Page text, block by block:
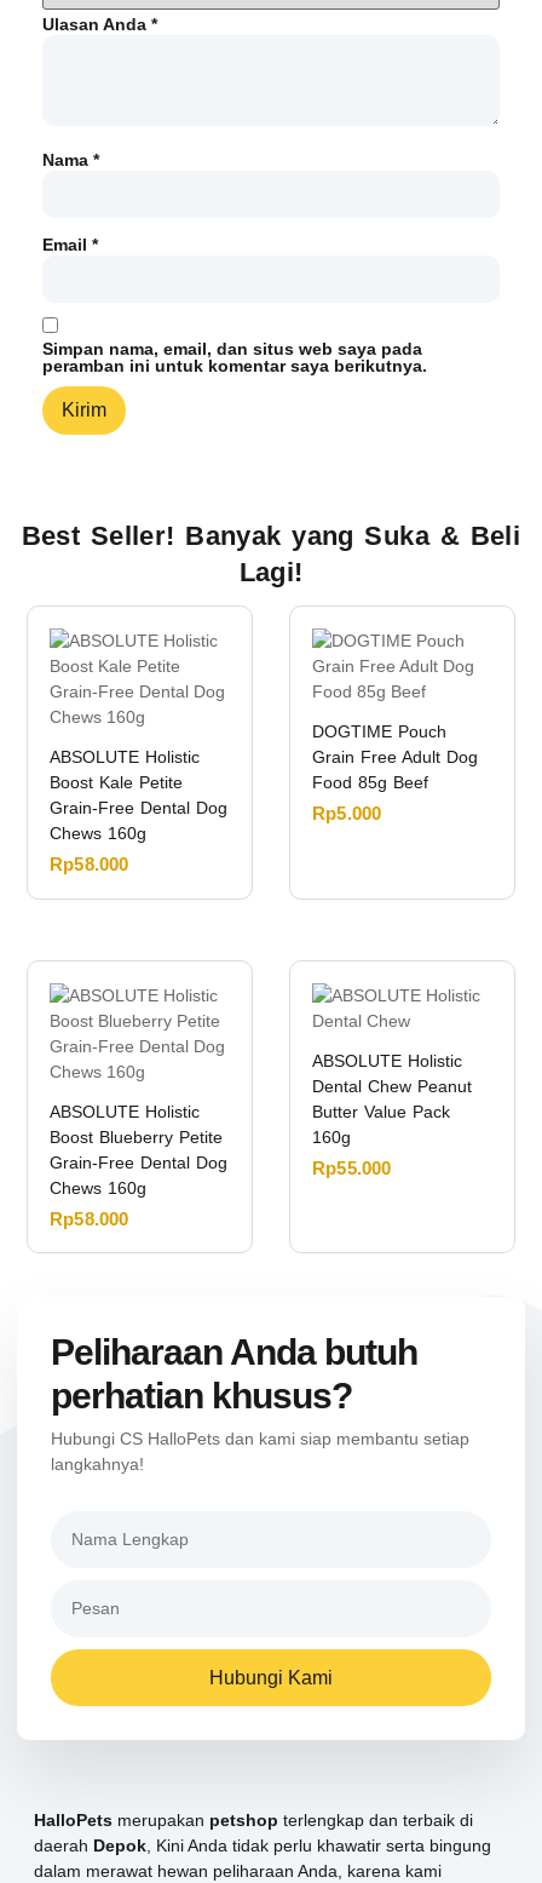
Ulasan Anda *
Nama *
Email *
Simpan nama, email, dan situs web saya pada
peramban ini untuk komentar saya berikutnya.
Best Seller! Banyak yang Suka & Beli
Lagi!
ABSOLUTE Holistic
Boost Kale Petite
Grain-Free Dental Dog
Chews 160g
Rp58.000
DOGTIME Pouch
Grain Free Adult Dog
Food 85g Beef
Rp5.000
ABSOLUTE Holistic
Boost Blueberry Petite
Grain-Free Dental Dog
Chews 160g
Rp58.000
ABSOLUTE Holistic
Dental Chew Peanut
Butter Value Pack
160g
Rp55.000
Peliharaan Anda butuh
perhatian khusus?
Hubungi CS HalloPets dan kami siap membantu setiap
langkahnya!
Hubungi Kami
HalloPets merupakan petshop terlengkap dan terbaik di
daerah Depok, Kini Anda tidak perlu khawatir serta bingung
dalam merawat hewan peliharaan Anda, karena kami